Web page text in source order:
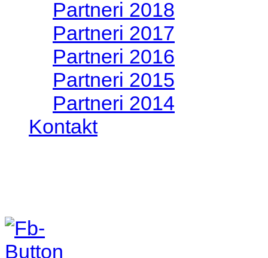
Partneri 2018
Partneri 2017
Partneri 2016
Partneri 2015
Partneri 2014
Kontakt